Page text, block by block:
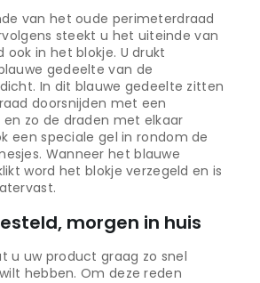
van het oude perimeterdraad
steekt u het uiteinde van
ook in het blokje. U drukt
gedeelte van de
In dit blauwe gedeelte zitten
doorsnijden met een
zo de draden met elkaar
een speciale gel in rondom de
Wanneer het blauwe
word het blokje verzegeld en is
morgen in huis
u uw product graag zo snel
hebben. Om deze reden